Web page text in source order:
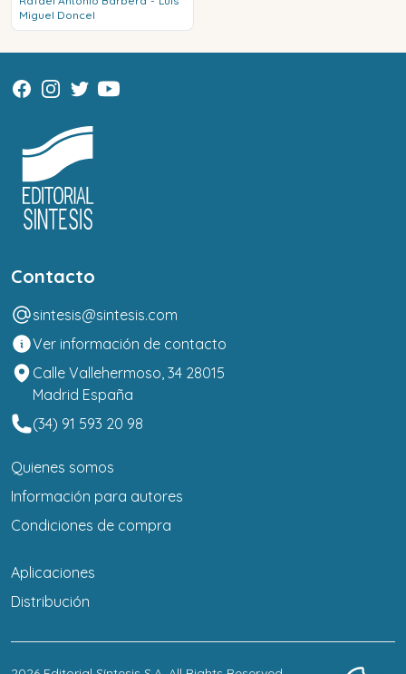
Miguel Doncel
Contacto
sintesis@sintesis.com
Ver información de contacto
Calle Vallehermoso, 34 28015
Madrid España
(34) 91 593 20 98
Quienes somos
Información para autores
Condiciones de compra
Aplicaciones
Distribución